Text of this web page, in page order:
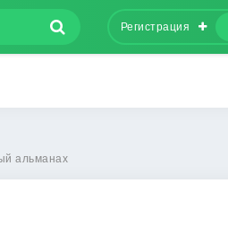
Регистрация
альманах